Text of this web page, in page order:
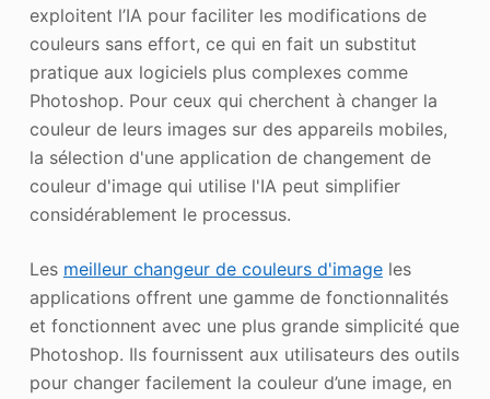
exploitent l’IA pour faciliter les modifications de
couleurs sans effort, ce qui en fait un substitut
pratique aux logiciels plus complexes comme
Photoshop. Pour ceux qui cherchent à changer la
couleur de leurs images sur des appareils mobiles,
la sélection d'une application de changement de
couleur d'image qui utilise l'IA peut simplifier
considérablement le processus.
Les meilleur changeur de couleurs d'imageles
applications offrent une gamme de fonctionnalités
et fonctionnent avec une plus grande simplicité que
Photoshop. Ils fournissent aux utilisateurs des outils
pour changer facilement la couleur d’une image, en